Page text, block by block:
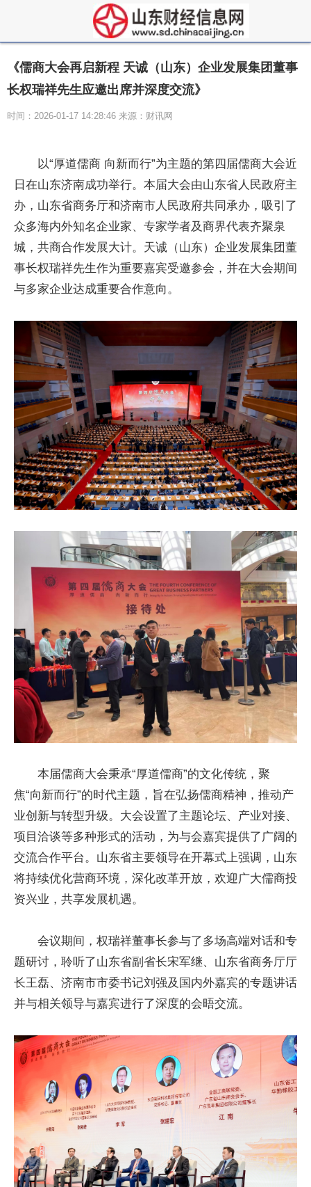
《儒商大会再启新程 天诚（山东）企业发展集团董事
长权瑞祥先生应邀出席并深度交流》
时间：2026-01-17 14:28:46 来源：财讯网
以“厚道儒商 向新而行”为主题的第四届儒商大会近
日在山东济南成功举行。本届大会由山东省人民政府主
办，山东省商务厅和济南市人民政府共同承办，吸引了
众多海内外知名企业家、专家学者及商界代表齐聚泉
城，共商合作发展大计。天诚（山东）企业发展集团董
事长权瑞祥先生作为重要嘉宾受邀参会，并在大会期间
与多家企业达成重要合作意向。
本届儒商大会秉承“厚道儒商”的文化传统，聚
焦“向新而行”的时代主题，旨在弘扬儒商精神，推动产
业创新与转型升级。大会设置了主题论坛、产业对接、
项目洽谈等多种形式的活动，为与会嘉宾提供了广阔的
交流合作平台。山东省主要领导在开幕式上强调，山东
将持续优化营商环境，深化改革开放，欢迎广大儒商投
资兴业，共享发展机遇。
会议期间，权瑞祥董事长参与了多场高端对话和专
题研讨，聆听了山东省副省长宋军继、山东省商务厅厅
长王磊、济南市市委书记刘强及国内外嘉宾的专题讲话
并与相关领导与嘉宾进行了深度的会晤交流。